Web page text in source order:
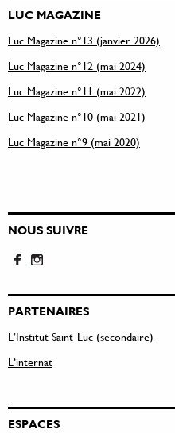
LUC MAGAZINE
Luc Magazine n°13 (janvier 2026)
Luc Magazine n°12 (mai 2024)
Luc Magazine n°11 (mai 2022)
Luc Magazine n°10 (mai 2021)
Luc Magazine n°9 (mai 2020)
NOUS SUIVRE
PARTENAIRES
L’Institut Saint-Luc (secondaire)
L’internat
ESPACES